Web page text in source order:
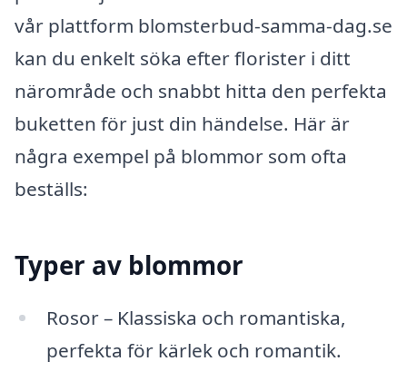
vår plattform blomsterbud-samma-dag.se
kan du enkelt söka efter florister i ditt
närområde och snabbt hitta den perfekta
buketten för just din händelse. Här är
några exempel på blommor som ofta
beställs:
Typer av blommor
Rosor – Klassiska och romantiska,
perfekta för kärlek och romantik.